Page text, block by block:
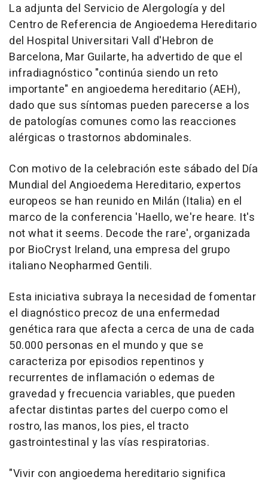
La adjunta del Servicio de Alergología y del
Centro de Referencia de Angioedema Hereditario
del Hospital Universitari Vall d'Hebron de
Barcelona, Mar Guilarte, ha advertido de que el
infradiagnóstico "continúa siendo un reto
importante" en angioedema hereditario (AEH),
dado que sus síntomas pueden parecerse a los
de patologías comunes como las reacciones
alérgicas o trastornos abdominales.
Con motivo de la celebración este sábado del Día
Mundial del Angioedema Hereditario, expertos
europeos se han reunido en Milán (Italia) en el
marco de la conferencia 'Haello, we're heare. It's
not what it seems. Decode the rare', organizada
por BioCryst Ireland, una empresa del grupo
italiano Neopharmed Gentili.
Esta iniciativa subraya la necesidad de fomentar
el diagnóstico precoz de una enfermedad
genética rara que afecta a cerca de una de cada
50.000 personas en el mundo y que se
caracteriza por episodios repentinos y
recurrentes de inflamación o edemas de
gravedad y frecuencia variables, que pueden
afectar distintas partes del cuerpo como el
rostro, las manos, los pies, el tracto
gastrointestinal y las vías respiratorias.
"Vivir con angioedema hereditario significa